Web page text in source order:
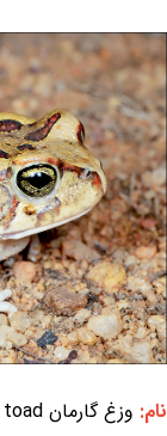
نام: وزغ گارمان Garman's toad